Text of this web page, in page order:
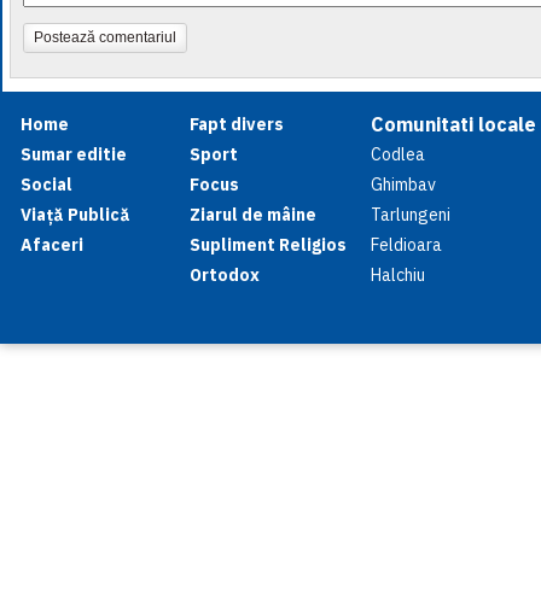
Postează comentariul
Home
Sumar editie
Social
Viață Publică
Afaceri
Fapt divers
Sport
Focus
Ziarul de mâine
Supliment Religios
Ortodox
Comunitati locale
Codlea
Ghimbav
Tarlungeni
Feldioara
Halchiu